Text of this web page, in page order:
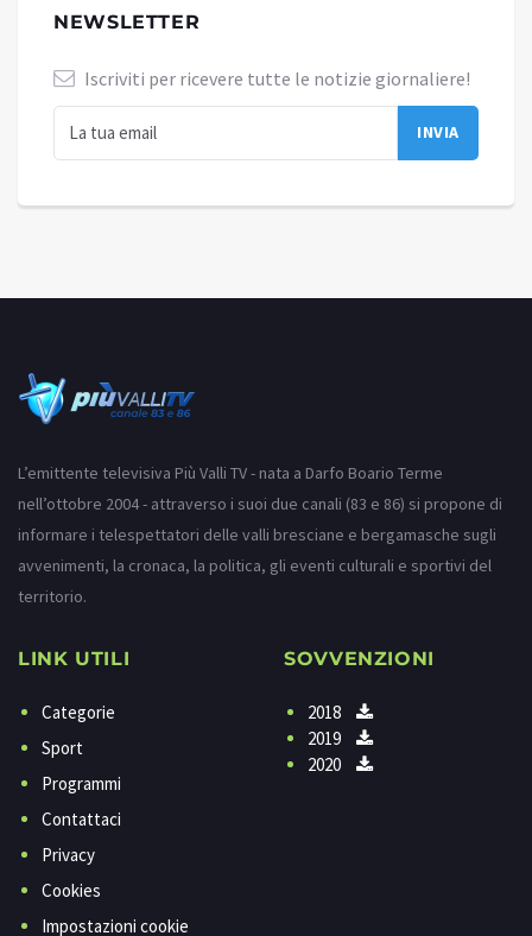
NEWSLETTER
Iscriviti per ricevere tutte le notizie giornaliere!
L’emittente televisiva Più Valli TV - nata a Darfo Boario Terme
nell’ottobre 2004 - attraverso i suoi due canali (83 e 86) si propone di
informare i telespettatori delle valli bresciane e bergamasche sugli
avvenimenti, la cronaca, la politica, gli eventi culturali e sportivi del
territorio.
LINK UTILI
Categorie
Sport
Programmi
Contattaci
Privacy
Cookies
Impostazioni cookie
SOVVENZIONI
2018
2019
2020